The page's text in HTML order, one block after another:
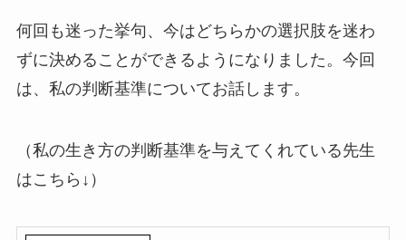
何回も迷った挙句、今はどちらかの選択肢を迷わ
ずに決めることができるようになりました。今回
は、私の判断基準についてお話します。
（私の生き方の判断基準を与えてくれている先生
はこちら↓）